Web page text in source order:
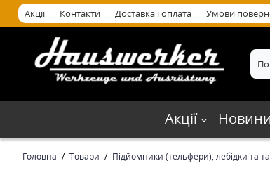
Акції Контакти Доставка і оплата Умови
Акції Новини
Головна Товари Підйомники (тельфери), лебідки та